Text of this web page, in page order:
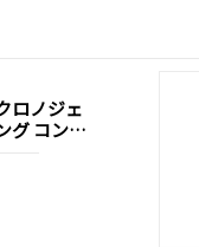
ロノジェ
グ コンセ